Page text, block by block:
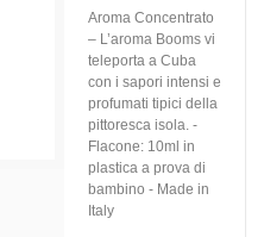
10ml
Aroma Concentrato
– L’aroma Booms vi
teleporta a Cuba
con i sapori intensi e
profumati tipici della
pittoresca isola. -
Flacone: 10ml in
plastica a prova di
bambino - Made in
Italy